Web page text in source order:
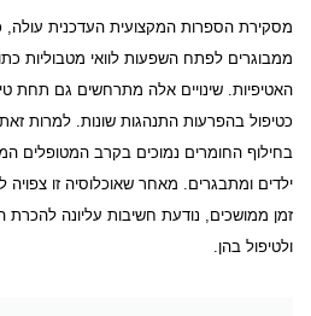
מסקירת הספרות המקצועית העדכנית עולה,
ממבוגרים לפתח השפעות לוואי מטבוליות
האטיפיות. שינויים אלה מתרחשים גם תחת
כטיפול בהפרעות התנהגות שונות. למרות
בחילוף החומרים נמוכים בקרב המטופלים
ילדים ומתבגרים. מאחר שאוכלוסיה זו צפויה
זמן ממושכים, נודעת חשיבות עליונה להכרת
ולטיפול בהן.